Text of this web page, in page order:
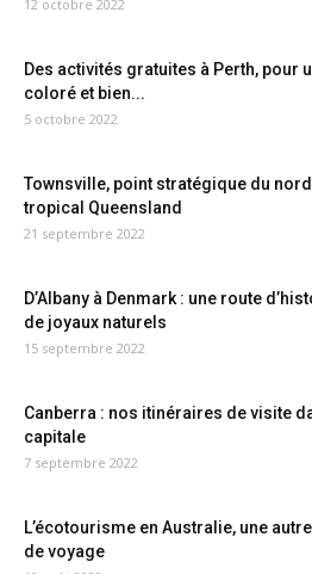
12 octobre 2022
Des activités gratuites à Perth, pour
coloré et bien...
5 octobre 2022
Townsville, point stratégique du nord
tropical Queensland
21 septembre 2022
D’Albany à Denmark : une route
de joyaux naturels
15 septembre 2022
Canberra : nos itinéraires de visite
capitale
7 septembre 2022
L’écotourisme en Australie, une
de voyage